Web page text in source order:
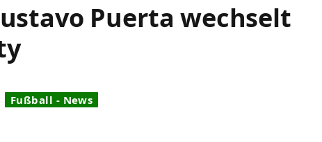
Puerta wechselt
Fußball - News